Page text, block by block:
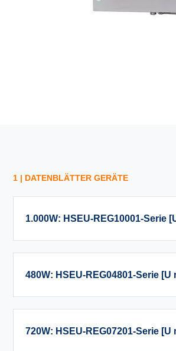
1 | DATENBLÄTTER GERÄTE
1.000W: HSEU-REG10001-Serie
480W: HSEU-REG04801-Serie [U
720W: HSEU-REG07201-Serie [U